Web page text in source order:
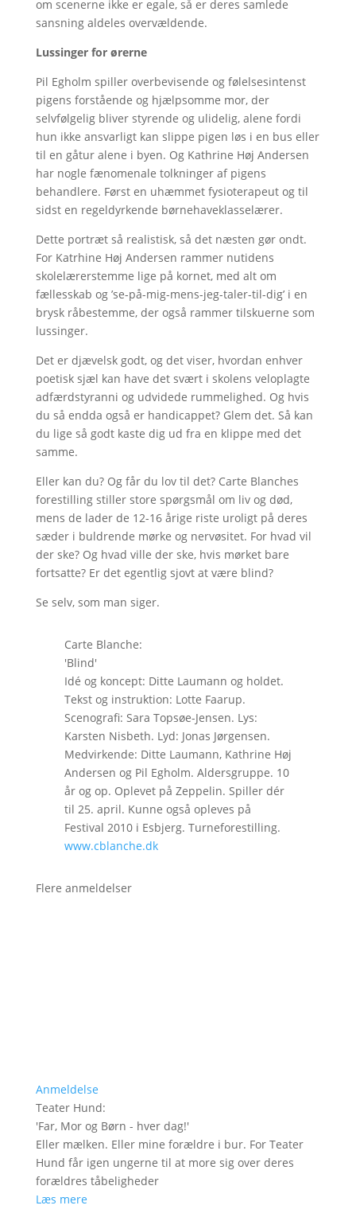
om scenerne ikke er egale, så er deres samlede
sansning aldeles overvældende.
Lussinger for ørerne
Pil Egholm spiller overbevisende og følelsesintenst
pigens forstående og hjælpsomme mor, der
selvfølgelig bliver styrende og ulidelig, alene fordi
hun ikke ansvarligt kan slippe pigen løs i en bus eller
til en gåtur alene i byen. Og Kathrine Høj Andersen
har nogle fænomenale tolkninger af pigens
behandlere. Først en uhæmmet fysioterapeut og til
sidst en regeldyrkende børnehaveklasselærer.
Dette portræt så realistisk, så det næsten gør ondt.
For Katrhine Høj Andersen rammer nutidens
skolelærerstemme lige på kornet, med alt om
fællesskab og ’se-på-mig-mens-jeg-taler-til-dig’ i en
brysk råbestemme, der også rammer tilskuerne som
lussinger.
Det er djævelsk godt, og det viser, hvordan enhver
poetisk sjæl kan have det svært i skolens veloplagte
adfærdstyranni og udvidede rummelighed. Og hvis
du så endda også er handicappet? Glem det. Så kan
du lige så godt kaste dig ud fra en klippe med det
samme.
Eller kan du? Og får du lov til det? Carte Blanches
forestilling stiller store spørgsmål om liv og død,
mens de lader de 12-16 årige riste uroligt på deres
sæder i buldrende mørke og nervøsitet. For hvad vil
der ske? Og hvad ville der ske, hvis mørket bare
fortsatte? Er det egentlig sjovt at være blind?
Se selv, som man siger.
Carte Blanche:
'Blind'
Idé og koncept: Ditte Laumann og holdet.
Tekst og instruktion: Lotte Faarup.
Scenografi: Sara Topsøe-Jensen. Lys:
Karsten Nisbeth. Lyd: Jonas Jørgensen.
Medvirkende: Ditte Laumann, Kathrine Høj
Andersen og Pil Egholm. Aldersgruppe. 10
år og op. Oplevet på Zeppelin. Spiller dér
til 25. april. Kunne også opleves på
Festival 2010 i Esbjerg. Turneforestilling.
www.cblanche.dk
Flere anmeldelser
Anmeldelse
Teater Hund:
'Far, Mor og Børn - hver dag!'
Eller mælken. Eller mine forældre i bur. For Teater
Hund får igen ungerne til at more sig over deres
forældres tåbeligheder
Læs mere